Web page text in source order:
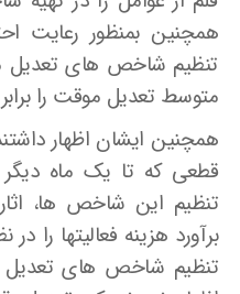
تنظیم شاخص های تعدیل
متوسط تعدیل موقت را برابر با ۲۴% اعلام
همچنین ایشان اظهار
قطعی که تا یک ماه دیگر
برآورد هزینه فعالیتها را